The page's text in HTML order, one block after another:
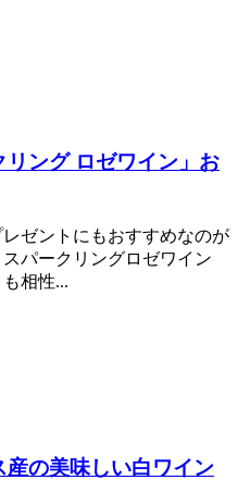
ング ロゼワイン」お
ゼントにもおすすめなのが
パークリングロゼワイン
相性...
の美味しい白ワイン